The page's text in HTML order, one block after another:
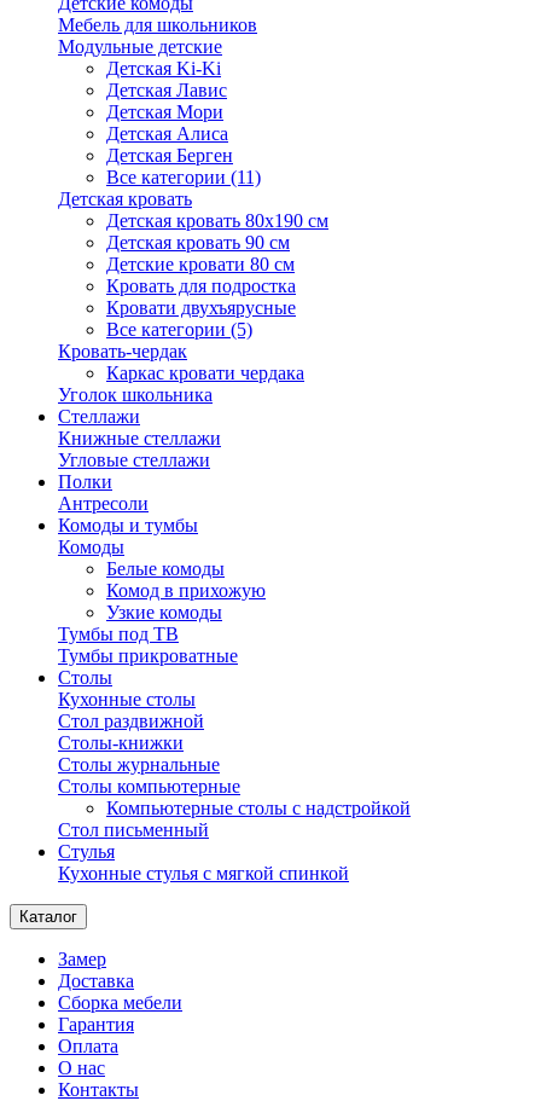
Мебель для школьников
Модульные детские
Детская Ki-Ki
Детская Лавис
Детская Мори
Детская Алиса
Детская Берген
Все категории (11)
Детская кровать
Детская кровать 80х190 см
Детская кровать 90 см
Детские кровати 80 см
Кровать для подростка
Кровати двухъярусные
Все категории (5)
Кровать-чердак
Каркас кровати чердака
Уголок школьника
Стеллажи
Книжные стеллажи
Угловые стеллажи
Полки
Антресоли
Комоды и тумбы
Комоды
Белые комоды
Комод в прихожую
Узкие комоды
Тумбы под ТВ
Тумбы прикроватные
Столы
Кухонные столы
Стол раздвижной
Столы-книжки
Столы журнальные
Столы компьютерные
Компьютерные столы с надстройкой
Стол письменный
Стулья
Кухонные стулья с мягкой спинкой
Каталог
Замер
Доставка
Сборка мебели
Гарантия
Оплата
О нас
Контакты